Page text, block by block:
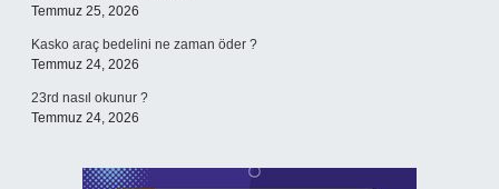
Temmuz 25, 2026
Kasko araç bedelini ne zaman öder ?
Temmuz 24, 2026
23rd nasıl okunur ?
Temmuz 24, 2026